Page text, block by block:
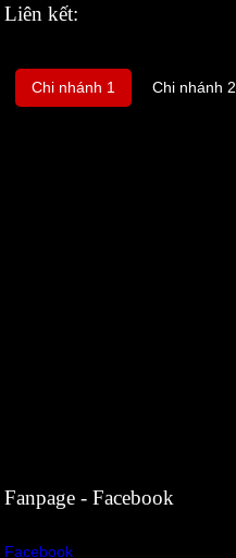
Liên kết:
Chi nhánh 1 Chi nhánh 2
Fanpage - Facebook
Facebook